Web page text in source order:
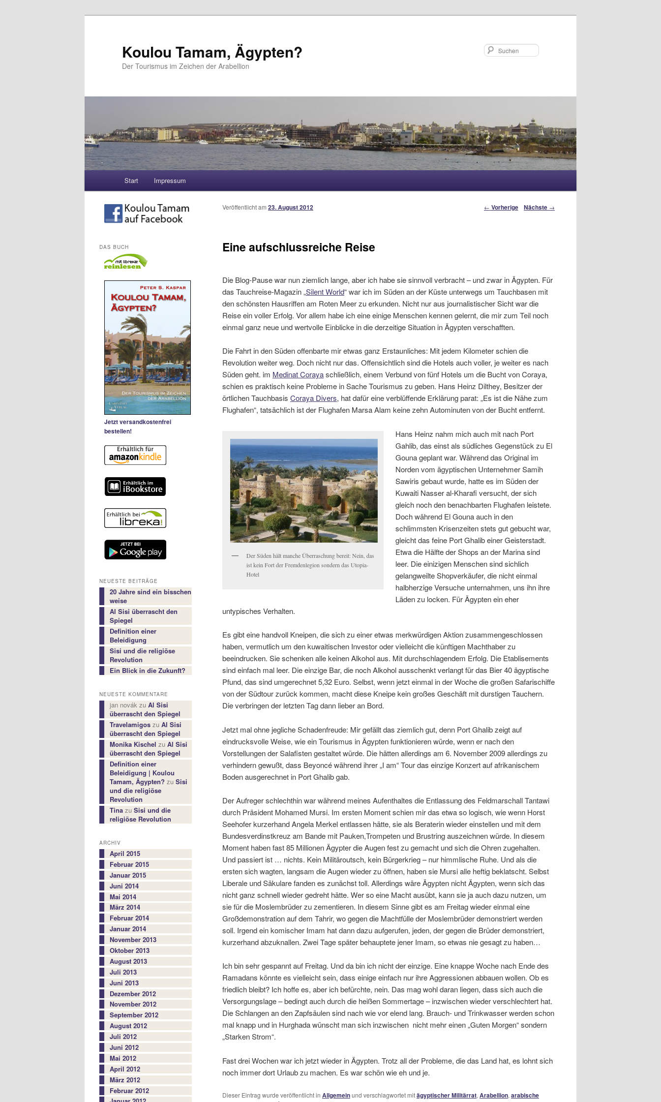
Koulou Tamam, Ägypten?
Der Tourismus im Zeichen der Arabellion
Zum Inhalt wechseln
Zum sekundären Inhalt wechseln
Start Impressum
Artikelnavigation
← Vorherige Nächste →
Eine aufschlussreiche Reise
Veröffentlicht am 23. August 2012
Die Blog-Pause war nun ziemlich lange, aber ich habe sie sinnvoll verbracht – und zwar in Ägypten. Für
das Tauchreise-Magazin „Silent World“ war ich im Süden an der Küste unterwegs um Tauchbasen mit
den schönsten Hausriffen am Roten Meer zu erkunden. Nicht nur aus journalistischer Sicht war die
Reise ein voller Erfolg. Vor allem habe ich eine einige Menschen kennen gelernt, die mir zum Teil noch
einmal ganz neue und wertvolle Einblicke in die derzeitige Situation in Ägypten verschafften.
Die Fahrt in den Süden offenbarte mir etwas ganz Erstaunliches: Mit jedem Kilometer schien die
Revolution weiter weg. Doch nicht nur das. Offensichtlich sind die Hotels auch voller, je weiter es nach
Süden geht. im Medinat Corayaschließlich, einem Verbund von fünf Hotels um die Bucht von Coraya,
schien es praktisch keine Probleme in Sache Tourismus zu geben. Hans Heinz Dilthey, Besitzer der
örtlichen Tauchbasis Coraya Divers, hat dafür eine verblüffende Erklärung parat: „Es ist die Nähe zum
Flughafen“, tatsächlich ist der Flughafen Marsa Alam keine zehn Autominuten von der Bucht entfernt.
Der Süden hält manche Überraschung bereit: Nein, das
ist kein Fort der Fremdenlegion sondern das Utopia-
Hotel
Hans Heinz nahm mich auch mit nach Port
Gahlib, das einst als südliches Gegenstück zu El
Gouna geplant war. Während das Original im
Norden vom ägyptischen Unternehmer Samih
Sawiris gebaut wurde, hatte es im Süden der
Kuwaiti Nasser al-Kharafi versucht, der sich
gleich noch den benachbarten Flughafen leistete.
Doch während El Gouna auch in den
schlimmsten Krisenzeiten stets gut gebucht war,
gleicht das feine Port Ghalib einer Geisterstadt.
Etwa die Hälfte der Shops an der Marina sind
leer. Die einizigen Menschen sind sichlich
gelangweilte Shopverkäufer, die nicht einmal
halbherzige Versuche unternahmen, uns ihn ihre
Läden zu locken. Für Ägypten ein eher
untypisches Verhalten.
Es gibt eine handvoll Kneipen, die sich zu einer etwas merkwürdigen Aktion zusammengeschlossen
haben, vermutlich um den kuwaitischen Investor oder vielleicht die künftigen Machthaber zu
beeindrucken. Sie schenken alle keinen Alkohol aus. Mit durchschlagendem Erfolg. Die Etablisements
sind einfach mal leer. Die einzige Bar, die noch Alkohol ausschenkt verlangt für das Bier 40 ägyptische
Pfund, das sind umgerechnet 5,32 Euro. Selbst, wenn jetzt einmal in der Woche die großen Safarischiffe
von der Südtour zurück kommen, macht diese Kneipe kein großes Geschäft mit durstigen Tauchern.
Die verbringen der letzten Tag dann lieber an Bord.
Jetzt mal ohne jegliche Schadenfreude: Mir gefällt das ziemlich gut, denn Port Ghalib zeigt auf
eindrucksvolle Weise, wie ein Tourismus in Ägypten funktionieren würde, wenn er nach den
Vorstellungen der Salafisten gestaltet würde. Die hätten allerdings am 6. November 2009 allerdings zu
verhindern gewußt, dass Beyoncé während ihrer „I am“ Tour das einzige Konzert auf afrikanischem
Boden ausgerechnet in Port Ghalib gab.
Der Aufreger schlechthin war während meines Aufenthaltes die Entlassung des Feldmarschall Tantawi
durch Präsident Mohamed Mursi. Im ersten Moment schien mir das etwa so logisch, wie wenn Horst
Seehofer kurzerhand Angela Merkel entlassen hätte, sie als Beraterin wieder einstellen und mit dem
Bundesverdinstkreuz am Bande mit Pauken,Trompeten und Brustring auszeichnen würde. In diesem
Moment haben fast 85 Millionen Ägypter die Augen fest zu gemacht und sich die Ohren zugehalten.
Und passiert ist … nichts. Kein Militäroutsch, kein Bürgerkrieg – nur himmlische Ruhe. Und als die
ersten sich wagten, langsam die Augen wieder zu öffnen, haben sie Mursi alle heftig beklatscht. Selbst
Liberale und Säkulare fanden es zunächst toll. Allerdings wäre Ägypten nicht Ägypten, wenn sich das
nicht ganz schnell wieder gedreht hätte. Wer so eine Macht ausübt, kann sie ja auch dazu nutzen, um
sie für die Moslembrüder zu zementieren. In diesem Sinne gibt es am Freitag wieder einmal eine
Großdemonstration auf dem Tahrir, wo gegen die Machtfülle der Moslembrüder demonstriert werden
soll. Irgend ein komischer Imam hat dann dazu aufgerufen, jeden, der gegen die Brüder demonstriert,
kurzerhand abzuknallen. Zwei Tage später behauptete jener Imam, so etwas nie gesagt zu haben…
Ich bin sehr gespannt auf Freitag. Und da bin ich nicht der einzige. Eine knappe Woche nach Ende des
Ramadans könnte es vielleicht sein, dass einige einfach nur ihre Aggressionen abbauen wollen. Ob es
friedlich bleibt? Ich hoffe es, aber ich befürchte, nein. Das mag wohl daran liegen, dass sich auch die
Versorgungslage – bedingt auch durch die heißen Sommertage – inzwischen wieder verschlechtert hat.
Die Schlangen an den Zapfsäulen sind nach wie vor elend lang. Brauch- und Trinkwasser werden schon
mal knapp und in Hurghada wünscht man sich inzwischen nicht mehr einen „Guten Morgen“ sondern
„Starken Strom“.
Fast drei Wochen war ich jetzt wieder in Ägypten. Trotz all der Probleme, die das Land hat, es lohnt sich
noch immer dort Urlaub zu machen. Es war schön wie eh und je.
Dieser Eintrag wurde veröffentlicht in Allgemeinund verschlagwortet mitägyptischer Militärrat, Arabellion, arabische
DAS BUCH
Jetzt versandkostenfrei
bestellen!
NEUESTE BEITRÄGE
20 Jahre sind ein bisschen
weise
Al Sisi überrascht den
Spiegel
Definition einer
Beleidigung
Sisi und die religiöse
Revolution
Ein Blick in die Zukunft?
NEUESTE KOMMENTARE
jan novákzu Al Sisi
überrascht den Spiegel
Travelamigoszu Al Sisi
überrascht den Spiegel
Monika Kischel zu Al Sisi
überrascht den Spiegel
Definition einer
Beleidigung | Koulou
Tamam, Ägypten? zu Sisi
und die religiöse
Revolution
Tinazu Sisi und die
religiöse Revolution
ARCHIV
April 2015
Februar 2015
Januar 2015
Juni 2014
Mai 2014
März 2014
Februar 2014
Januar 2014
November 2013
Oktober 2013
August 2013
Juli 2013
Juni 2013
Dezember 2012
November 2012
September 2012
August 2012
Juli 2012
Juni 2012
Mai 2012
April 2012
März 2012
Februar 2012